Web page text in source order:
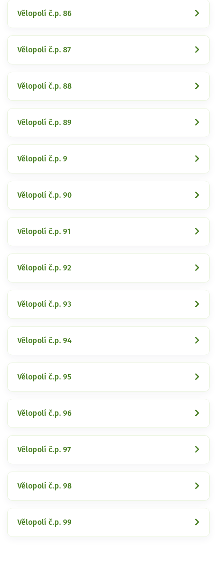
Vělopolí č.p. 86
Vělopolí č.p. 87
Vělopolí č.p. 88
Vělopolí č.p. 89
Vělopolí č.p. 9
Vělopolí č.p. 90
Vělopolí č.p. 91
Vělopolí č.p. 92
Vělopolí č.p. 93
Vělopolí č.p. 94
Vělopolí č.p. 95
Vělopolí č.p. 96
Vělopolí č.p. 97
Vělopolí č.p. 98
Vělopolí č.p. 99